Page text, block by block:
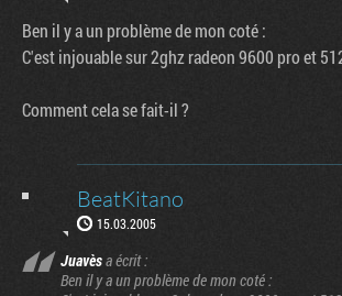
Ben il y a un problème de mon coté :
C'est injouable sur 2ghz radeon 9600 pro et
Comment cela se fait-il ?
BeatKitano
15.03.2005
Juavèsa écrit :
Ben il y a un problème de mon coté :